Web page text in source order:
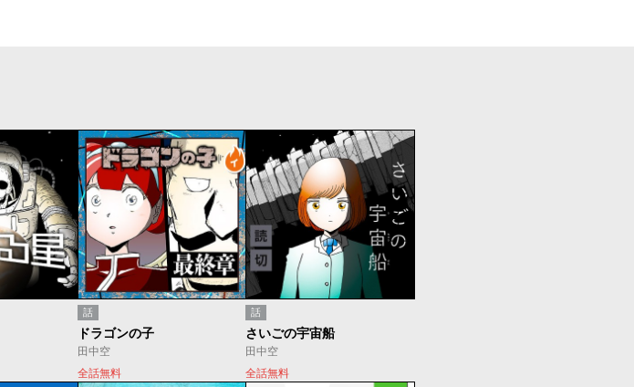
話
ドラゴンの子
田中空
全話無料
話
さいごの宇宙船
田中空
全話無料